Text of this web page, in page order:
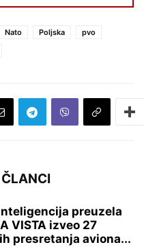
Nato Poljska
pvo
preuzela
VISTA izveo 27
presretanja aviona...